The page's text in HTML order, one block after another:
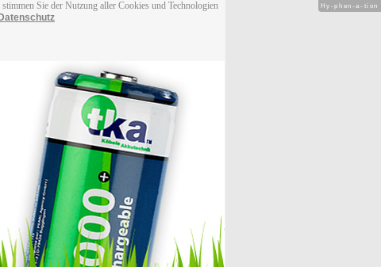
Sie der Nutzung aller Cookies und Technologien
Datenschutz
Hy-phen-a-tion